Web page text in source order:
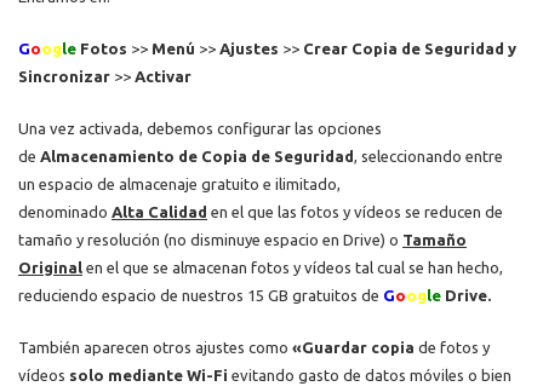
Google Fotos >> Menú >> Ajustes >> Crear Copia de Seguridad y
Sincronizar >> Activar
Una vez activada, debemos configurar las opciones
de Almacenamiento de Copia de Seguridad , seleccionando entre
un espacio de almacenaje gratuito e ilimitado,
denominado Alta Calidad en el que las fotos y vídeos se reducen de
tamaño y resolución (no disminuye espacio en Drive) o Tamaño
Original en el que se almacenan fotos y vídeos tal cual se han hecho,
reduciendo espacio de nuestros 15 GB gratuitos de Google Drive.
También aparecen otros ajustes como «Guardar copia de fotos y
vídeos solo mediante Wi-Fi evitando gasto de datos móviles o bien